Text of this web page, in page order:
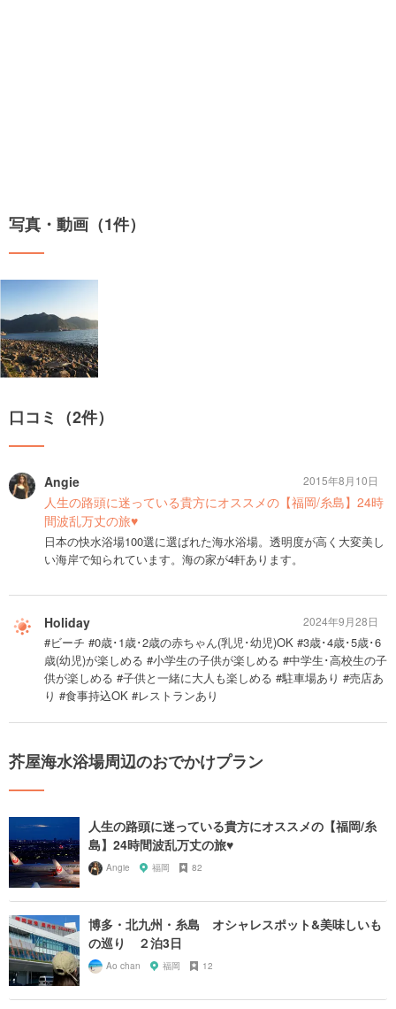
写真・動画（1件）
口コミ（2件）
Angie
人生の路頭に迷っている貴方にオススメの【福岡/糸島】24時
間波乱万丈の旅♥︎
日本の快水浴場100選に選ばれた海水浴場。透明度が高く大変美し
い海岸で知られています。海の家が4軒あります。
2015年8月10日
Holiday
#ビーチ #0歳･1歳･2歳の赤ちゃん(乳児･幼児)OK #3歳･4歳･5歳･6
歳(幼児)が楽しめる #小学生の子供が楽しめる #中学生･高校生の子
供が楽しめる #子供と一緒に大人も楽しめる #駐車場あり #売店あ
り #食事持込OK #レストランあり
2024年9月28日
芥屋海水浴場周辺のおでかけプラン
人生の路頭に迷っている貴方にオススメの【福岡/糸
島】24時間波乱万丈の旅♥︎
Angie 福岡 82
博多・北九州・糸島 オシャレスポット&美味しいも
の巡り ２泊3日
Ao chan 福岡 12